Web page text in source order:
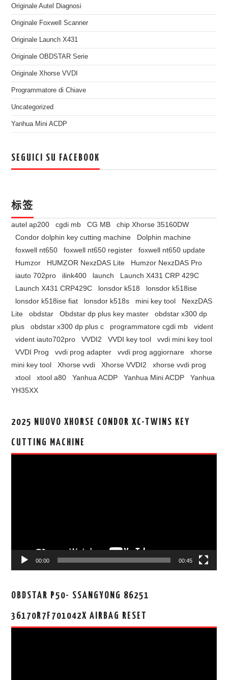
Originale Autel Diagnosi
Originale Foxwell Scanner
Originale Launch X431
Originale OBDSTAR Serie
Originale Xhorse VVDI
Programmatore di Chiave
Uncategorized
Yanhua Mini ACDP
SEGUICI SU FACEBOOK
标签
autel ap200 cgdi mb CG MB
chip Xhorse 35160DW
Condor dolphin key cutting machine
Dolphin machine
foxwell nt650
foxwell nt650 register
foxwell nt650 update
Humzor
HUMZOR NexzDAS Lite
Humzor NexzDAS Pro
iauto 702pro
ilink400 launch
Launch X431 CRP 429C
Launch X431 CRP429C
lonsdor k518
lonsdor k518ise
lonsdor k518ise fiat
lonsdor k518s mini key tool
NexzDAS
Lite
obdstar Obdstar dp plus key master
obdstar x300 dp
plus
obdstar x300 dp plus c programmatore cgdi mb
vident
vident iauto702pro
VVDI2 VVDI key tool
vvdi mini key tool
VVDI Prog
vvdi prog adapter vvdi prog aggiornare
xhorse
mini key tool
Xhorse vvdi Xhorse VVDI2
xhorse vvdi prog
xtool
xtool a80 Yanhua ACDP Yanhua Mini ACDP
Yanhua
YH35XX
2025 NUOVO XHORSE CONDOR XC-TWINS KEY
CUTTING MACHINE
00:00 00:45
OBDSTAR P50- SSANGYONG 86251
36170R7F701042X AIRBAG RESET